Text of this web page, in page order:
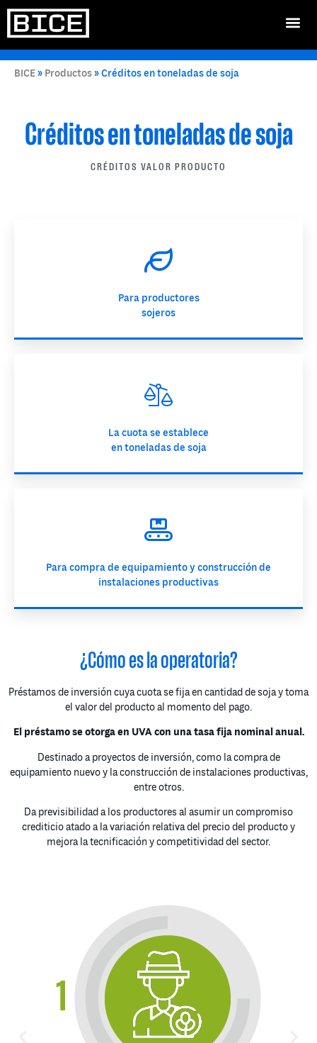
BICE» Productos»Créditos en toneladas de soja
Créditos en toneladas de soja
CRÉDITOS VALOR PRODUCTO
Para productores
sojeros
La cuota se establece
en toneladas de soja
Para compra de equipamiento y construcción de
instalaciones productivas
¿Cómo es la operatoria?
Préstamos de inversión cuya cuota se fija en cantidad de soja y toma
el valor del producto al momento del pago.
El préstamo se otorga en UVA con una tasa fija nominal anual.
Destinado a proyectos de inversión, como la compra de
equipamiento nuevo y la construcción de instalaciones productivas,
entre otros.
Da previsibilidad a los productores al asumir un compromiso
crediticio atado a la variación relativa del precio del producto y
mejora la tecnificación y competitividad del sector.